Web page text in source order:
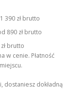
390 zł brutto
890 zł brutto
brutto
w cenie. Płatność
dostaniesz dokładną